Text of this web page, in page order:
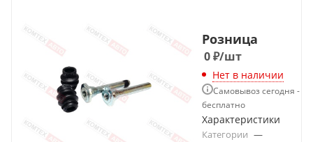
Розница
0₽/шт
Нет в наличии
Самовывоз сегодня -
бесплатно
Характеристики
Категории —